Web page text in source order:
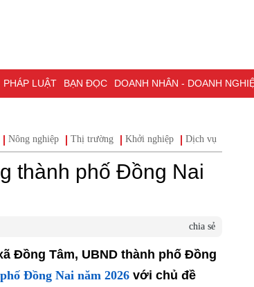
PHÁP LUẬT BẠN ĐỌC DOANH NHÂN - DOANH
NGHỊ QUYẾT 57
HỘI ĐẠI BIỂU TOÀN QUỐC LẦN THỨ XIV CỦA ĐẢNG
NAI
Nông nghiệp Thị trường Khởi nghiệp Dịch vụ
thành phố Đồng Nai
chia sẻ
Đồng Tâm, UBND thành phố Đồng
Đồng Nai năm 2026 với chủ đề